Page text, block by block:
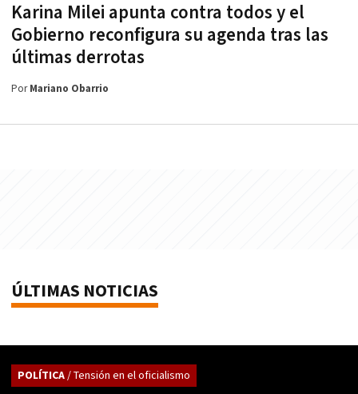
Karina Milei apunta contra todos y el
Gobierno reconfigura su agenda tras las
últimas derrotas
PorMariano Obarrio
ÚLTIMAS NOTICIAS
POLÍTICA/ Tensión en el oficialismo